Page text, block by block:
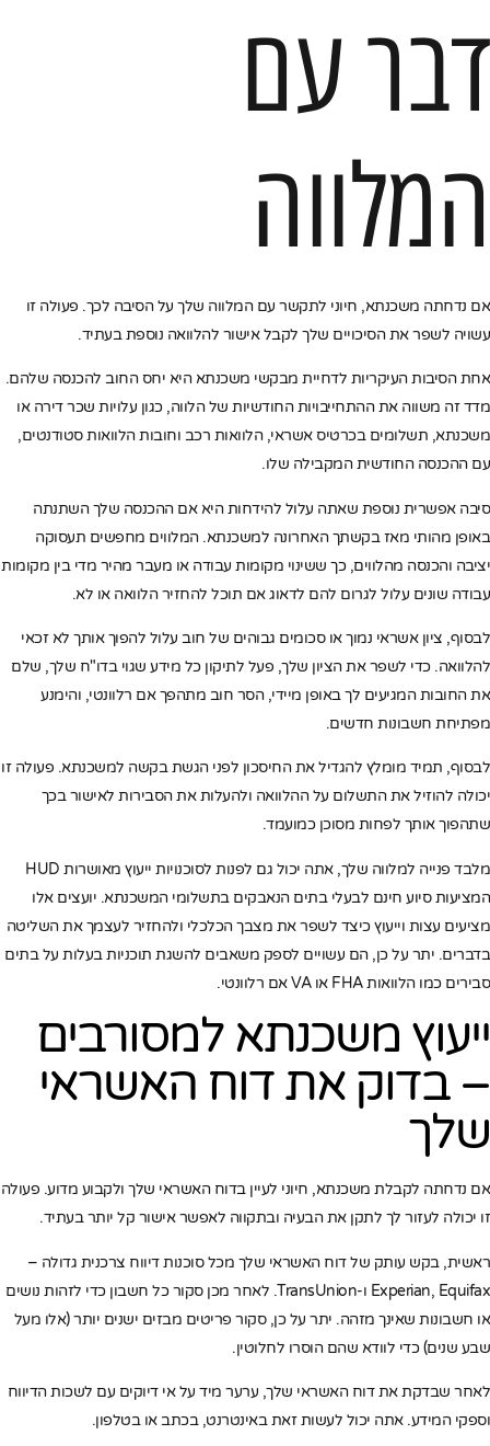
דבר עם
המלווה
אם נדחתה משכנתא, חיוני לתקשר עם המלווה שלך על הסיבה לכך. פעולה זו
עשויה לשפר את הסיכויים שלך לקבל אישור להלוואה נוספת בעתיד.
אחת הסיבות העיקריות לדחיית מבקשי משכנתא היא יחס החוב להכנסה שלהם.
מדד זה משווה את ההתחייבויות החודשיות של הלווה, כגון עלויות שכר דירה או
משכנתא, תשלומים בכרטיס אשראי, הלוואות רכב וחובות הלוואות סטודנטים,
עם ההכנסה החודשית המקבילה שלו.
סיבה אפשרית נוספת שאתה עלול להידחות היא אם ההכנסה שלך השתנתה
באופן מהותי מאז בקשתך האחרונה למשכנתא. המלווים מחפשים תעסוקה
יציבה והכנסה מהלווים, כך ששינוי מקומות עבודה או מעבר מהיר מדי בין מקומות
עבודה שונים עלול לגרום להם לדאוג אם תוכל להחזיר הלוואה או לא.
לבסוף, ציון אשראי נמוך או סכומים גבוהים של חוב עלול להפוך אותך לא זכאי
להלוואה. כדי לשפר את הציון שלך, פעל לתיקון כל מידע שגוי בדו"ח שלך, שלם
את החובות המגיעים לך באופן מיידי, הסר חוב מתהפך אם רלוונטי, והימנע
מפתיחת חשבונות חדשים.
לבסוף, תמיד מומלץ להגדיל את החיסכון לפני הגשת בקשה למשכנתא. פעולה זו
יכולה להוזיל את התשלום על ההלוואה ולהעלות את הסבירות לאישור בכך
שתהפוך אותך לפחות מסוכן כמועמד.
מלבד פנייה למלווה שלך, אתה יכול גם לפנות לסוכנויות ייעוץ מאושרות HUD
המציעות סיוע חינם לבעלי בתים הנאבקים בתשלומי המשכנתא. יועצים אלו
מציעים עצות וייעוץ כיצד לשפר את מצבך הכלכלי ולהחזיר לעצמך את השליטה
בדברים. יתר על כן, הם עשויים לספק משאבים להשגת תוכניות בעלות על בתים
סבירים כמו הלוואות FHA או VA אם רלוונטי.
ייעוץ משכנתא למסורבים
– בדוק את דוח האשראי
שלך
אם נדחתה לקבלת משכנתא, חיוני לעיין בדוח האשראי שלך ולקבוע מדוע. פעולה
זו יכולה לעזור לך לתקן את הבעיה ובתקווה לאפשר אישור קל יותר בעתיד.
ראשית, בקש עותק של דוח האשראי שלך מכל סוכנות דיווח צרכנית גדולה –
Experian, Equifax ו-TransUnion. לאחר מכן סקור כל חשבון כדי לזהות נושים
או חשבונות שאינך מזהה. יתר על כן, סקור פריטים מבזים ישנים יותר (אלו מעל
שבע שנים) כדי לוודא שהם הוסרו לחלוטין.
לאחר שבדקת את דוח האשראי שלך, ערער מיד על אי דיוקים עם לשכות הדיווח
וספקי המידע. אתה יכול לעשות זאת באינטרנט, בכתב או בטלפון.